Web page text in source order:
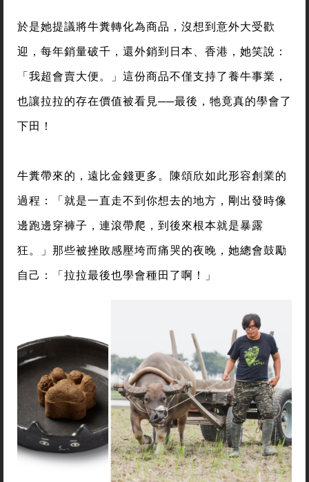
於是她提議將牛糞轉化為商品，沒想到意外大受歡
迎，每年銷量破千，還外銷到日本、香港，她笑說：
「我超會賣大便。」這份商品不僅支持了養牛事業，
也讓拉拉的存在價值被看見──最後，牠竟真的學會了
下田！
牛糞帶來的，遠比金錢更多。陳頌欣如此形容創業的
過程：「就是一直走不到你想去的地方，剛出發時像
邊跑邊穿褲子，連滾帶爬，到後來根本就是暴露
狂。」那些被挫敗感壓垮而痛哭的夜晚，她總會鼓勵
自己：「拉拉最後也學會種田了啊！」